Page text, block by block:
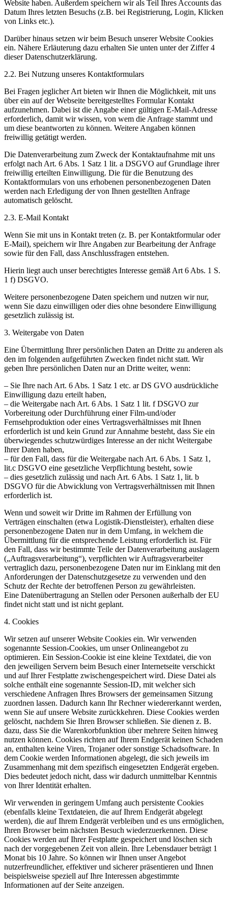
Website haben. Außerdem speichern wir als Teil Ihres Accounts das
Datum Ihres letzten Besuchs (z.B. bei Registrierung, Login, Klicken
von Links etc.).
Darüber hinaus setzen wir beim Besuch unserer Website Cookies
ein. Nähere Erläuterung dazu erhalten Sie unten unter der Ziffer 4
dieser Datenschutzerklärung.
2.2. Bei Nutzung unseres Kontaktformulars
Bei Fragen jeglicher Art bieten wir Ihnen die Möglichkeit, mit uns
über ein auf der Webseite bereitgestelltes Formular Kontakt
aufzunehmen. Dabei ist die Angabe einer gültigen E-Mail-Adresse
erforderlich, damit wir wissen, von wem die Anfrage stammt und
um diese beantworten zu können. Weitere Angaben können
freiwillig getätigt werden.
Die Datenverarbeitung zum Zweck der Kontaktaufnahme mit uns
erfolgt nach Art. 6 Abs. 1 Satz 1 lit. a DSGVO auf Grundlage ihrer
freiwillig erteilten Einwilligung. Die für die Benutzung des
Kontaktformulars von uns erhobenen personenbezogenen Daten
werden nach Erledigung der von Ihnen gestellten Anfrage
automatisch gelöscht.
2.3. E-Mail Kontakt
Wenn Sie mit uns in Kontakt treten (z. B. per Kontaktformular oder
E-Mail), speichern wir Ihre Angaben zur Bearbeitung der Anfrage
sowie für den Fall, dass Anschlussfragen entstehen.
Hierin liegt auch unser berechtigtes Interesse gemäß Art 6 Abs. 1 S.
1 f) DSGVO.
Weitere personenbezogene Daten speichern und nutzen wir nur,
wenn Sie dazu einwilligen oder dies ohne besondere Einwilligung
gesetzlich zulässig ist.
3. Weitergabe von Daten
Eine Übermittlung Ihrer persönlichen Daten an Dritte zu anderen als
den im folgenden aufgeführten Zwecken findet nicht statt. Wir
geben Ihre persönlichen Daten nur an Dritte weiter, wenn:
– Sie Ihre nach Art. 6 Abs. 1 Satz 1 etc. ar DS GVO ausdrückliche
Einwilligung dazu erteilt haben,
– die Weitergabe nach Art. 6 Abs. 1 Satz 1 lit. f DSGVO zur
Vorbereitung oder Durchführung einer Film-und/oder
Fernsehproduktion oder eines Vertragsverhältnisses mit Ihnen
erforderlich ist und kein Grund zur Annahme besteht, dass Sie ein
überwiegendes schutzwürdiges Interesse an der nicht Weitergabe
Ihrer Daten haben,
– für den Fall, dass für die Weitergabe nach Art. 6 Abs. 1 Satz 1,
lit.c DSGVO eine gesetzliche Verpflichtung besteht, sowie
– dies gesetzlich zulässig und nach Art. 6 Abs. 1 Satz 1, lit. b
DSGVO für die Abwicklung von Vertragsverhältnissen mit Ihnen
erforderlich ist.
Wenn und soweit wir Dritte im Rahmen der Erfüllung von
Verträgen einschalten (etwa Logistik-Dienstleister), erhalten diese
personenbezogene Daten nur in dem Umfang, in welchem die
Übermittlung für die entsprechende Leistung erforderlich ist. Für
den Fall, dass wir bestimmte Teile der Datenverarbeitung auslagern
(„Auftragsverarbeitung“), verpflichten wir Auftragsverarbeiter
vertraglich dazu, personenbezogene Daten nur im Einklang mit den
Anforderungen der Datenschutzgesetze zu verwenden und den
Schutz der Rechte der betroffenen Person zu gewährleisten.
Eine Datenübertragung an Stellen oder Personen außerhalb der EU
findet nicht statt und ist nicht geplant.
4. Cookies
Wir setzen auf unserer Website Cookies ein. Wir verwenden
sogenannte Session-Cookies, um unser Onlineangebot zu
optimieren. Ein Session-Cookie ist eine kleine Textdatei, die von
den jeweiligen Servern beim Besuch einer Internetseite verschickt
und auf Ihrer Festplatte zwischengespeichert wird. Diese Datei als
solche enthält eine sogenannte Session-ID, mit welcher sich
verschiedene Anfragen Ihres Browsers der gemeinsamen Sitzung
zuordnen lassen. Dadurch kann Ihr Rechner wiedererkannt werden,
wenn Sie auf unsere Website zurückkehren. Diese Cookies werden
gelöscht, nachdem Sie Ihren Browser schließen. Sie dienen z. B.
dazu, dass Sie die Warenkorbfunktion über mehrere Seiten hinweg
nutzen können. Cookies richten auf Ihrem Endgerät keinen Schaden
an, enthalten keine Viren, Trojaner oder sonstige Schadsoftware. In
dem Cookie werden Informationen abgelegt, die sich jeweils im
Zusammenhang mit dem spezifisch eingesetzten Endgerät ergeben.
Dies bedeutet jedoch nicht, dass wir dadurch unmittelbar Kenntnis
von Ihrer Identität erhalten.
Wir verwenden in geringem Umfang auch persistente Cookies
(ebenfalls kleine Textdateien, die auf Ihrem Endgerät abgelegt
werden), die auf Ihrem Endgerät verbleiben und es uns ermöglichen,
Ihren Browser beim nächsten Besuch wiederzuerkennen. Diese
Cookies werden auf Ihrer Festplatte gespeichert und löschen sich
nach der vorgegebenen Zeit von allein. Ihre Lebensdauer beträgt 1
Monat bis 10 Jahre. So können wir Ihnen unser Angebot
nutzerfreundlicher, effektiver und sicherer präsentieren und Ihnen
beispielsweise speziell auf Ihre Interessen abgestimmte
Informationen auf der Seite anzeigen.